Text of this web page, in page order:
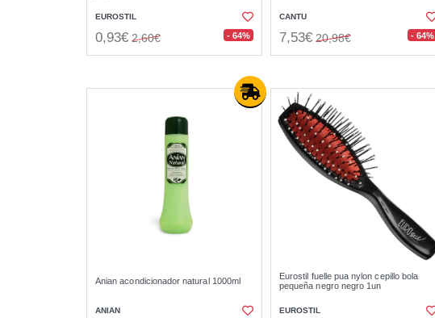
EUROSTIL
0,93€ 2,60€ - 64%
CANTU
7,53€ 20,98€ - 64%
Anian acondicionador natural 1000ml
ANIAN
Eurostil fuelle pua nylon cepillo bola
pequeña negro negro 1un
EUROSTIL